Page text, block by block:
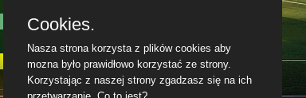
Cookies.
Nasza strona korzysta z plików cookies aby
mozna było prawidłowo korzystać ze strony.
Korzystając z naszej strony zgadzasz się na ich